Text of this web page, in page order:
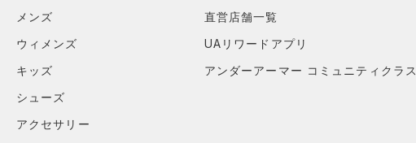
メンズ
ウィメンズ
キッズ
シューズ
アクセサリー
直営店舗一覧
UAリワードアプリ
アンダーアーマー コミュニティクラス